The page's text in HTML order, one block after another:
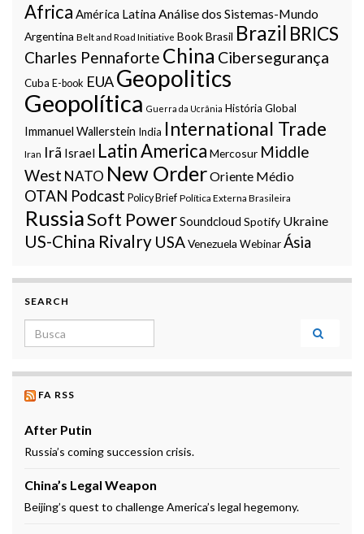
Africa América LatinaAnálise dos Sistemas-Mundo
Argentina Belt and Road Initiative BookBrasil Brazil BRICS
Charles Pennaforte China Cibersegurança
Cuba E-book EUAGeopolitics
Geopolítica Guerra da Ucrânia História Global
Immanuel Wallerstein India International Trade
Iran Irã Israel Latin America Mercosur Middle
West NATO New OrderOriente Médio
OTAN Podcast Policy Brief Política Externa Brasileira
RussiaSoft PowerSoundcloud Spotify Ukraine
US-China Rivalry USAVenezuela WebinarÁsia
SEARCH
Search for:
FA RSS
After Putin
Russia’s coming succession crisis.
China’s Legal Weapon
Beijing’s quest to challenge America’s legal hegemony.